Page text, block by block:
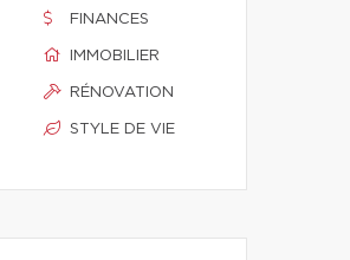
FINANCES
IMMOBILIER
RÉNOVATION
STYLE DE VIE